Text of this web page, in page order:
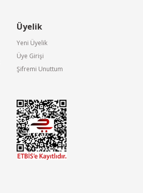
Üyelik
Yeni Üyelik
Üye Girişi
Şifremi Unuttum